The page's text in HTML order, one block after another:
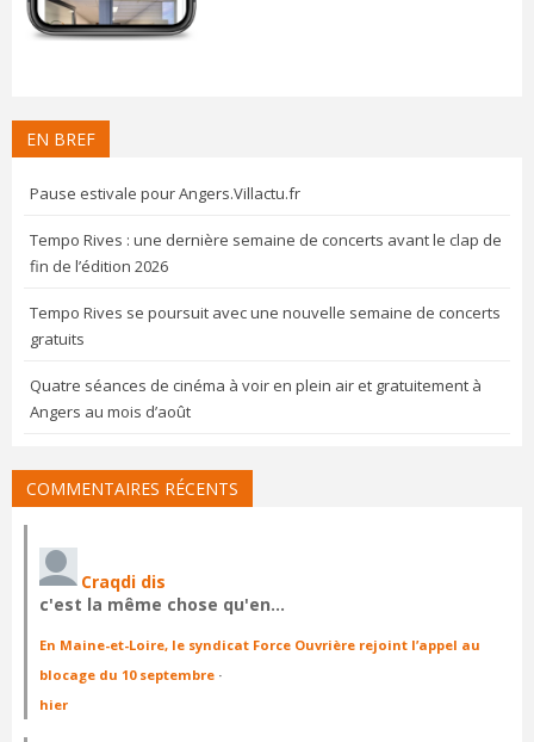
EN BREF
Pause estivale pour Angers.Villactu.fr
Tempo Rives : une dernière semaine de concerts avant le clap de
fin de l’édition 2026
Tempo Rives se poursuit avec une nouvelle semaine de concerts
gratuits
Quatre séances de cinéma à voir en plein air et gratuitement à
Angers au mois d’août
COMMENTAIRES RÉCENTS
Craqdi dis
c'est la même chose qu'en…
En Maine-et-Loire, le syndicat Force Ouvrière rejoint l’appel au
blocage du 10 septembre ·
hier